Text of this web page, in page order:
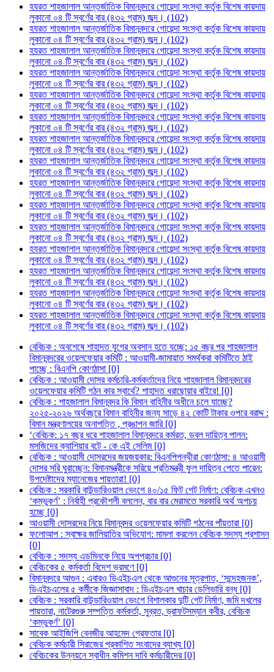
হযরত শাহজালাল আন্তর্জাতিক বিমানবন্দরে গোয়েন্দা সংস্থা কর্তৃক বিশেষ কায়দায়
লুকানো ০৪ টি স্বর্ণের বার (৪৩২ গ্রাম) জব্দ। (102)
হযরত শাহজালাল আন্তর্জাতিক বিমানবন্দরে গোয়েন্দা সংস্থা কর্তৃক বিশেষ কায়দায়
লুকানো ০৪ টি স্বর্ণের বার (৪৩২ গ্রাম) জব্দ। (102)
হযরত শাহজালাল আন্তর্জাতিক বিমানবন্দরে গোয়েন্দা সংস্থা কর্তৃক বিশেষ কায়দায়
লুকানো ০৪ টি স্বর্ণের বার (৪৩২ গ্রাম) জব্দ। (102)
হযরত শাহজালাল আন্তর্জাতিক বিমানবন্দরে গোয়েন্দা সংস্থা কর্তৃক বিশেষ কায়দায়
লুকানো ০৪ টি স্বর্ণের বার (৪৩২ গ্রাম) জব্দ। (102)
হযরত শাহজালাল আন্তর্জাতিক বিমানবন্দরে গোয়েন্দা সংস্থা কর্তৃক বিশেষ কায়দায়
লুকানো ০৪ টি স্বর্ণের বার (৪৩২ গ্রাম) জব্দ। (102)
হযরত শাহজালাল আন্তর্জাতিক বিমানবন্দরে গোয়েন্দা সংস্থা কর্তৃক বিশেষ কায়দায়
লুকানো ০৪ টি স্বর্ণের বার (৪৩২ গ্রাম) জব্দ। (102)
হযরত শাহজালাল আন্তর্জাতিক বিমানবন্দরে গোয়েন্দা সংস্থা কর্তৃক বিশেষ কায়দায়
লুকানো ০৪ টি স্বর্ণের বার (৪৩২ গ্রাম) জব্দ। (102)
হযরত শাহজালাল আন্তর্জাতিক বিমানবন্দরে গোয়েন্দা সংস্থা কর্তৃক বিশেষ কায়দায়
লুকানো ০৪ টি স্বর্ণের বার (৪৩২ গ্রাম) জব্দ। (102)
হযরত শাহজালাল আন্তর্জাতিক বিমানবন্দরে গোয়েন্দা সংস্থা কর্তৃক বিশেষ কায়দায়
লুকানো ০৪ টি স্বর্ণের বার (৪৩২ গ্রাম) জব্দ। (102)
হযরত শাহজালাল আন্তর্জাতিক বিমানবন্দরে গোয়েন্দা সংস্থা কর্তৃক বিশেষ কায়দায়
লুকানো ০৪ টি স্বর্ণের বার (৪৩২ গ্রাম) জব্দ। (102)
হযরত শাহজালাল আন্তর্জাতিক বিমানবন্দরে গোয়েন্দা সংস্থা কর্তৃক বিশেষ কায়দায়
লুকানো ০৪ টি স্বর্ণের বার (৪৩২ গ্রাম) জব্দ। (102)
হযরত শাহজালাল আন্তর্জাতিক বিমানবন্দরে গোয়েন্দা সংস্থা কর্তৃক বিশেষ কায়দায়
লুকানো ০৪ টি স্বর্ণের বার (৪৩২ গ্রাম) জব্দ। (102)
হযরত শাহজালাল আন্তর্জাতিক বিমানবন্দরে গোয়েন্দা সংস্থা কর্তৃক বিশেষ কায়দায়
লুকানো ০৪ টি স্বর্ণের বার (৪৩২ গ্রাম) জব্দ। (102)
হযরত শাহজালাল আন্তর্জাতিক বিমানবন্দরে গোয়েন্দা সংস্থা কর্তৃক বিশেষ কায়দায়
লুকানো ০৪ টি স্বর্ণের বার (৪৩২ গ্রাম) জব্দ। (102)
হযরত শাহজালাল আন্তর্জাতিক বিমানবন্দরে গোয়েন্দা সংস্থা কর্তৃক বিশেষ কায়দায়
লুকানো ০৪ টি স্বর্ণের বার (৪৩২ গ্রাম) জব্দ। (102)
বেবিচক : অবশেষে শাহাদত যুগের অবসান হতে যচ্ছে: ১৫ বছর পর শাহজালাল
বিমানবন্দরের ওয়েলফেয়ার কমিটি : আওয়ামী-জামায়াত সমর্থকরা কমিটিতে ঠাই
পাচ্ছে : বিএনপি কোণঠাসা [0]
বেবিচক : আওয়ামী দোসর কর্মচারি-কর্মকর্তাদের নিয়ে শাহজালাল বিমানবন্দরের
ওয়েলফেয়ার কমিটি গঠন কার স্বার্থে? শাহাদত ধরাছোয়ার বাইরে! [0]
বেবিচক : শাহজালাল বিমানবন্দর কি বিমান বাহিনীর অধীনে চলে যাচ্ছে?
২০২৫-২০২৬ অর্থবছরে বিমান বাহিনীর জন্য সাড়ে ৪২ কোটি টাকার ওপরে বরাদ্দ :
বিমান মন্ত্রণালয়ের অনাপত্তি , প্রঙাপন জারি [0]
‘বেবিচক: ১৭ বছর ধরে শাহজালাল বিমানবন্দরে কর্মরত, ডবল দায়িত্ব পালন:
মসজিদের ক্যাশিয়ার বটে - কে এই সেলিম [0]
বেবিচক : আওয়ামী দোসরদের জয়জয়কার: বিএনপিপন্থীরা কোণঠাসা: ৪ আওয়ামী
দোসর সরি ঘুরাচ্ছেন: বিমানমন্ত্রীকে সরিয়ে প্রতিমন্ত্রী ফুল দায়িত্ব পেতে পারেন:
উপদেষ্টাদের ম্যানেজের পায়তারা! [0]
বেবিচক : সরকারি বাউন্ডারিওয়াল ভেংগে ৪০/১৫ ফিট গেট নির্মাণ: বেবিচক এখনও
‘কম্ভুকর্ণ’ : নির্বাহী প্রকৌশলী বললেন, বার বার মেরামতে সরকারি অর্থ অপচয়
হচ্ছে [0]
আওয়ামী দোসরদের নিয়ে বিমানবন্দর ওয়েলফেয়ার কমিটি গঠনের পাঁয়তারা [0]
ফলোআপ : স্বাক্ষর জালিয়াতির অভিযোগ: মামলা করলেন বেবিচক সদস্য প্রশাসন
[0]
বেবিচক : সদস্য এডমিনকে নিয়ে অপপ্রচার [0]
বেবিচকের ৫ কর্মকর্তা বিদেশ ভ্রমণে [0]
বিমানবন্দরে আগুন : এবারও ডিএইচএল থেকে আগুনের সূত্রপাত, ‘সন্দেহজনক’,
ডিএইচএলের ৫ কর্মীকে জিজ্ঞাসাবাদ : ডিএইচএল খাচার ডেলিভারি বন্ধ [0]
বেবিচক : সরকারি বাউন্ডারিওয়াল ভেংগে বিশালকার দুটি গেট নির্মাণ, জমি দখলের
পায়তারা, নাটেরগুরু সম্পত্তি কর্মকর্তা, সুব্রত, ড্রাফটসম্যান কবীর, বেবিচক
‘কম্ভুকর্ণ’ [0]
সাবেক আইজিপি বেনজীর আহমেদ গ্রেফতার [0]
বেবিচক কর্মচারী সিরাজের প্রকাশিত সংবাদের ব্যাখ্য [0]
বেবিচকের উন্নয়নে স্বাধীন কমিশন দাবি কর্মচারীদের [0]